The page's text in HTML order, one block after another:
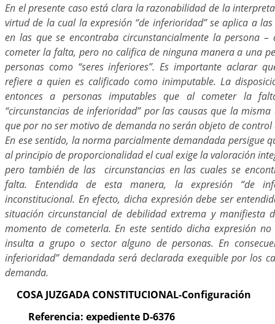
En el presente caso está clara la razonabilidad de la
virtud de la cual la expresión “de inferioridad” se aplica a las
en las que se encontraba circunstancialmente la persona
cometer la falta, pero no califica de ninguna manera a una
personas como “seres inferiores”. Es importante aclarar
refiere a quien es calificado como inimputable. La
entonces a personas imputables que al cometer la
“circunstancias de inferioridad” por las causas que la misma
que por no ser motivo de demanda no serán objeto de control
En ese sentido, la norma parcialmente demandada persigue
al principio de proporcionalidad el cual exige la valoración
pero también de las circunstancias en las cuales se
falta. Entendida de esta manera, la expresión “de
inconstitucional. En efecto, dicha expresión debe ser
situación circunstancial de debilidad extrema y
momento de cometerla. En este sentido dicha expresión
insulta a grupo o sector alguno de personas. En
inferioridad” demandada será declarada exequible por los
demanda.
COSA JUZGADA CONSTITUCIONAL-Configuración
Referencia: expediente D-6376